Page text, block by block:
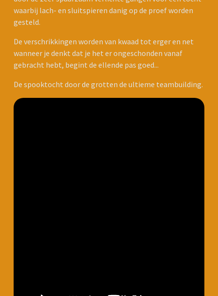
waarbij lach- en sluitspieren danig op de proef worden
gesteld.
De verschrikkingen worden van kwaad tot erger en net
wanneer je denkt dat je het er ongeschonden vanaf
gebracht hebt, begint de ellende pas goed...
De spooktocht door de grotten de ultieme teambuilding.